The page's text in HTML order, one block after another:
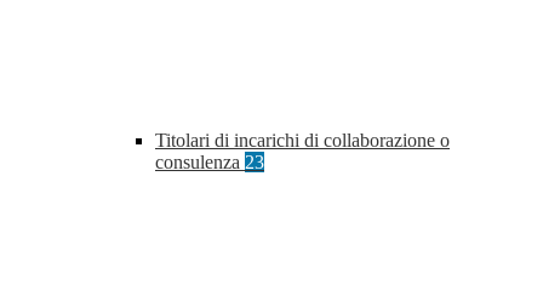
Titolari di incarichi di collaborazione o
consulenza 23